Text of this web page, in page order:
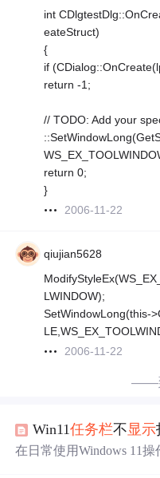
int
eateStruct)
{
if
return -1;
// TODO: Add your
return 0;
}
2006-11-22
qiujian5628
LWINDOW);
SetWindowLong(this-
2006-11-22
——
Win11任务栏不显示
在日常使用Windows 11